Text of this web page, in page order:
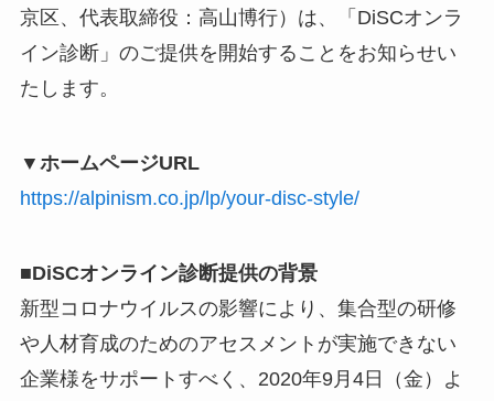
京区、代表取締役：高山博行）は、「DiSCオンラ
イン診断」のご提供を開始することをお知らせい
たします。
▼ ホームページURL
https://alpinism.co.jp/lp/your-disc-style/
■DiSCオンライン診断提供の背景
新型コロナウイルスの影響により、集合型の研修
や人材育成のためのアセスメントが実施できない
企業様をサポートすべく、2020年9月4日（金）よ